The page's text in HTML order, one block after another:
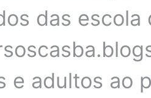
das escola
e adultos ao